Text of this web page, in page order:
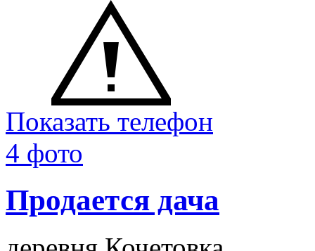
Показать телефон
4 фото
Продается дача